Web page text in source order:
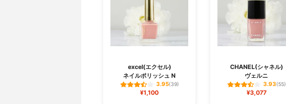
excel(エクセル)
ネイルポリッシュ N
3.95(39)
¥1,100
CHANEL(シャネル)
ヴェルニ
3.93(55)
¥3,077